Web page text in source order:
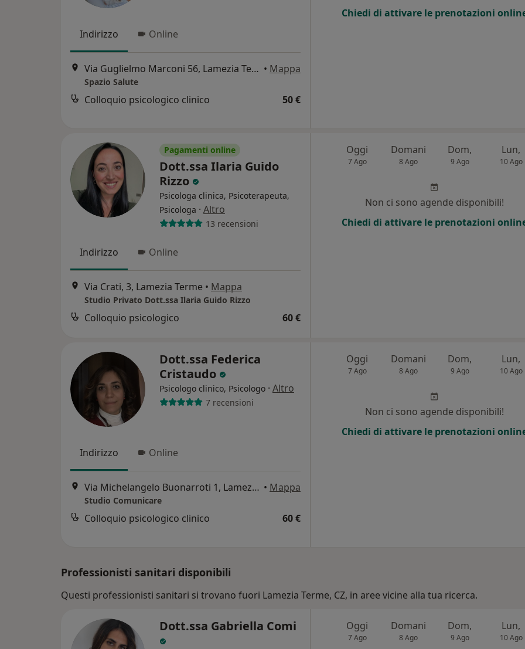
Indirizzo Online
Via Guglielmo Marconi 56, Lamezia Terme • Mappa
Spazio Salute
Colloquio psicologico clinico 50 €
Chiedi di attivare le prenotazioni
Pagamenti online
Dott.ssa Ilaria Guido
Rizzo
Psicologa clinica, Psicoterapeuta,
Psicologa · Altro
13 recensioni
Indirizzo Online
Via Crati, 3, Lamezia Terme • Mappa
Studio Privato Dott.ssa Ilaria Guido Rizzo
Colloquio psicologico 60 €
Oggi
7 Ago
Domani
8 Ago
Dom,
9 Ago
Lun,
10 Ago
Non ci sono agende disponibili!
Chiedi di attivare le prenotazioni
Dott.ssa Federica
Cristaudo
Psicologo clinico, Psicologo · Altro
7 recensioni
Indirizzo Online
Via Michelangelo Buonarroti 1, Lamezia Terme • Mappa
Studio Comunicare
Colloquio psicologico clinico 60 €
Oggi
7 Ago
Domani
8 Ago
Dom,
9 Ago
Lun,
10 Ago
Non ci sono agende disponibili!
Chiedi di attivare le prenotazioni
Professionisti sanitari disponibili
Questi professionisti sanitari si trovano fuori Lamezia Terme, CZ, in aree vicine alla tua ricerca.
Dott.ssa Gabriella Comi Oggi
7 Ago
Domani
8 Ago
Dom,
9 Ago
Lun,
10 Ago